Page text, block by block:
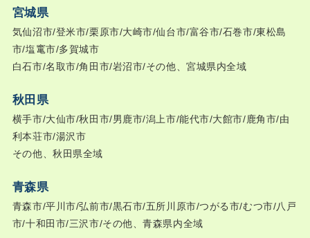
宮城県
気仙沼市/登米市/栗原市/大崎市/仙台市/富谷市/石巻市/東松島
市/塩竃市/多賀城市
白石市/名取市/角田市/岩沼市/その他、宮城県内全域
秋田県
横手市/大仙市/秋田市/男鹿市/潟上市/能代市/大館市/鹿角市/由
利本荘市/湯沢市
その他、秋田県全域
青森県
青森市/平川市/弘前市/黒石市/五所川原市/つがる市/むつ市/八戸
市/十和田市/三沢市/その他、青森県内全域